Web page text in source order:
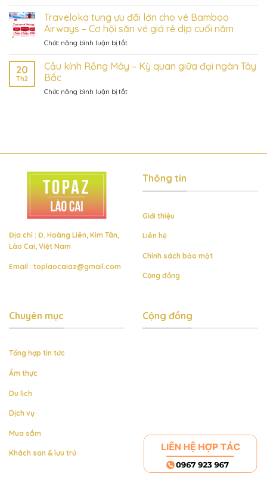
với
5
từ
những
ấn
lịch
Đài
Loan
nên
đâu?
đến
Traveloka tung ưu đãi lớn cho vé Bamboo
Airways – Cơ hội săn vé giá rẻ dịp cuối năm
Chức năng bình luận bị tắtở
tung
ưu
lớn
Cơ
20
Th2
Cầu kính Rồng Mây – Kỳ quan giữa đại ngàn Tây
Bắc
Chức năng bình luận bị tắtở
Kỳ
ngàn
Địa chỉ : Đ. Hoàng Liên, Kim Tân,
Lào Cai, Việt Nam
Email : toplaocaiaz@gmail.com
Thông tin
Giới thiệu
Liên hệ
Chính sách bảo mật
Cộng đồng
Chuyên mục
Tổng hợp tin tức
Ẩm thực
Du lịch
Dịch vụ
Mua sắm
Khách san & lưu trú
Cộng đồng